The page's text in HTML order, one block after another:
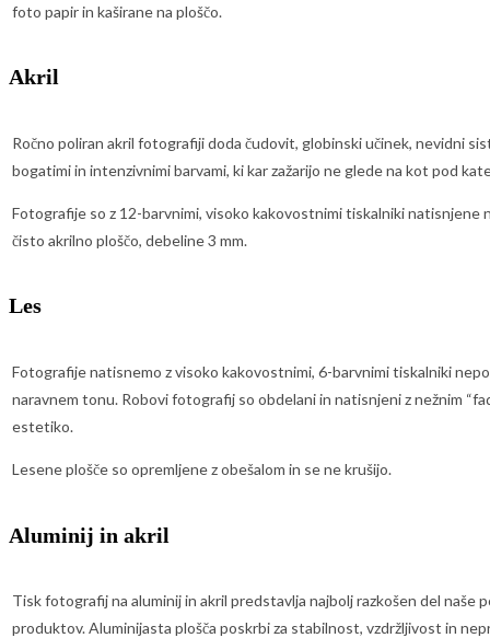
foto papir in kaširane na ploščo.
Akril
Ročno poliran akril fotografiji doda čudovit, globinski učinek, nevidni
bogatimi in intenzivnimi barvami, ki kar zažarijo ne glede na kot pod
Fotografije so z 12-barvnimi, visoko kakovostnimi tiskalniki
čisto akrilno ploščo, debeline 3 mm.
Les
Fotografije natisnemo z visoko kakovostnimi, 6-barvnimi tiskalniki
naravnem tonu. Robovi fotografij so obdelani in natisnjeni z nežnim
estetiko.
Lesene plošče so opremljene z obešalom in se ne krušijo.
Aluminij in akril
Tisk fotografij na aluminij in akril predstavlja najbolj razkošen del naše
produktov. Aluminijasta plošča poskrbi za stabilnost, vzdržljivost in